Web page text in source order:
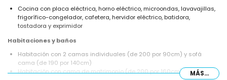
Cocina con placa eléctrica, horno eléctrico, microondas, lavavajillas,
frigorífico-congelador, cafetera, hervidor eléctrico, batidora,
tostadora y exprimidor
Habitaciones y baños
Habitación con 2 camas individuales (de 200 por 90cm) y sofá
cama (de 190 por 140cm)
Habitación con cama de matrimonio (de 200 por 160cm), ventilador y
MÁS...